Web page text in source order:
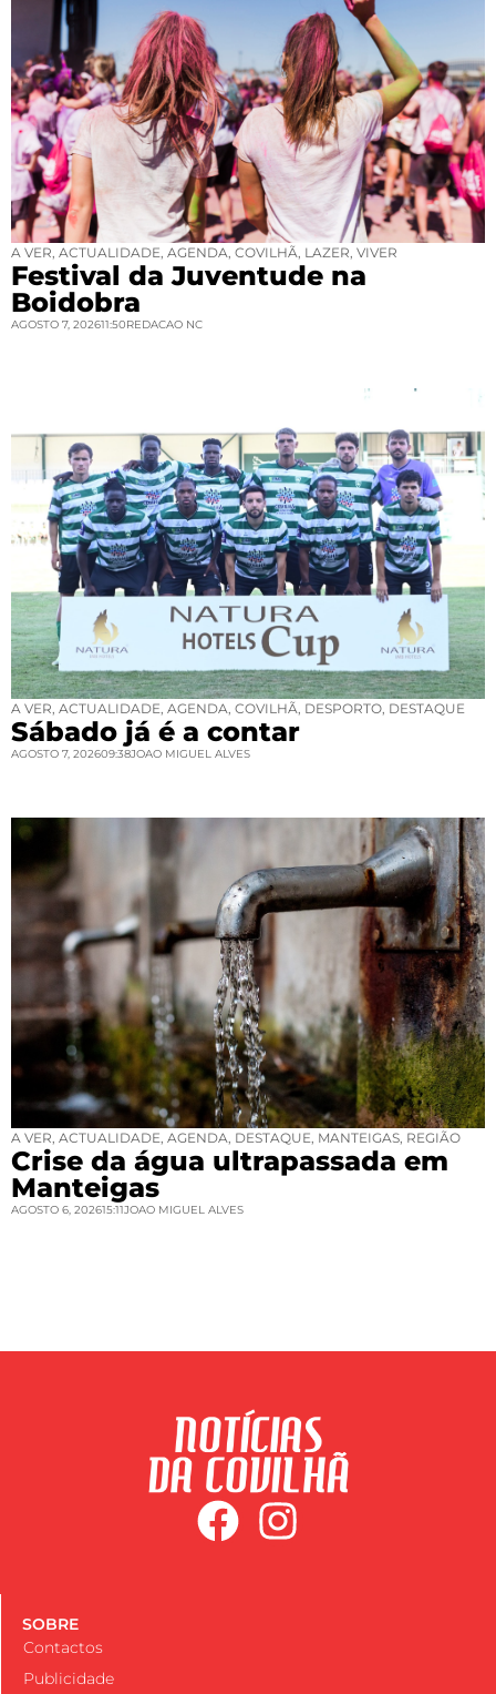
A VER ACTUALIDADE AGENDA COVILHÃ LAZER VIVER
Festival da Juventude na
Boidobra
AGOSTO 7, 202611:50REDACAO NC
A VER ACTUALIDADE AGENDA COVILHÃ DESPORTO DESTAQUE
Sábado já é a contar
AGOSTO 7, 202609:38JOAO MIGUEL ALVES
A VER ACTUALIDADE AGENDA DESTAQUE MANTEIGAS REGIÃO
Crise da água ultrapassada em
Manteigas
AGOSTO 6, 202615:11JOAO MIGUEL ALVES
SOBRE
Contactos
Publicidade